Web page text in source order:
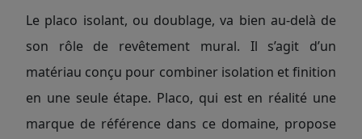
Le placo isolant, ou doublage, va bien au-delà de
son rôle de revêtement mural. Il s’agit d’un
matériau conçu pour combiner isolation et finition
en une seule étape. Placo, qui est en réalité une
marque de référence dans ce domaine, propose